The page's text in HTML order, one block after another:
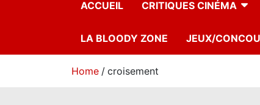
ACCUEIL CRITIQUES CINÉMA
LA BLOODY ZONE JEUX/
Home croisement